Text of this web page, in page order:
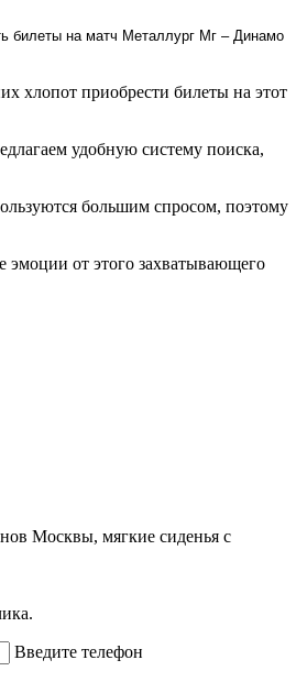
билеты на матч Металлург Мг – Динамо
хлопот приобрести билеты на этот
удобную систему поиска,
большим спросом, поэтому
от этого захватывающего
Москвы, мягкие сиденья с
Введите телефон